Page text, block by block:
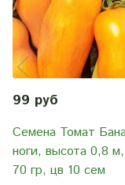
99 руб
Семена Томат
ноги, высота 0,8
70 гр, цв 10 сем